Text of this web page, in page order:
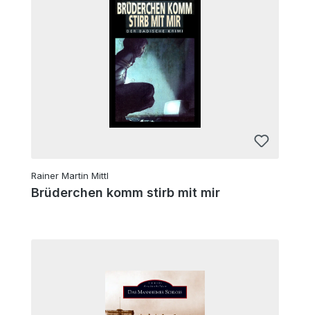
Rainer Martin Mittl
Brüderchen komm stirb mit mir